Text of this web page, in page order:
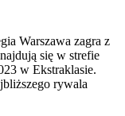
Warszawa zagra z
się w strefie
w Ekstraklasie.
rywala